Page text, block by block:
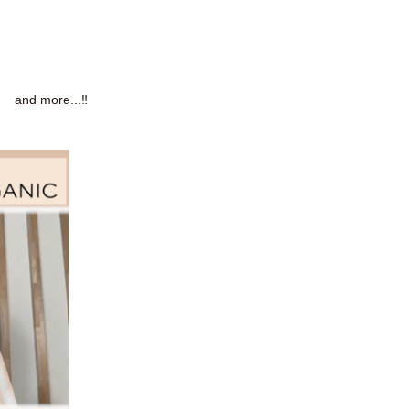
and more...‼︎